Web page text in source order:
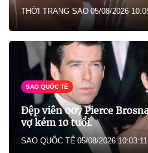
THỜI TRANG SAO 05/08/2026
SAO QUỐC TẾ
Đệp viên 007 Pierce
vợ kém 10 tuổi.
SAO QUỐC TẾ 05/08/2026 10:03:11